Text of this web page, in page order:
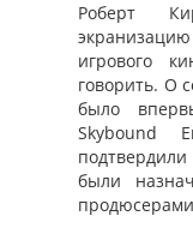
Роберт
игрового
говорить. О
было
Skybound
подтвердили
были